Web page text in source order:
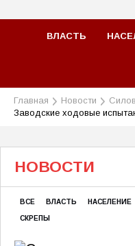
ВЛАСТЬ
Главная Новости
Заводские ходовые
НОВОСТИ
ВСЕ ВЛАСТЬ НАСЕЛЕНИЕ
СКРЕПЫ